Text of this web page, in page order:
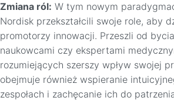
Zmiana ról: W tym nowym
Nordisk przekształcili swoje role, aby
promotorzy innowacji. Przeszli od
naukowcami czy ekspertami
rozumiejących szerszy wpływ swojej
obejmuje również wspieranie
zespołach i zachęcanie ich do